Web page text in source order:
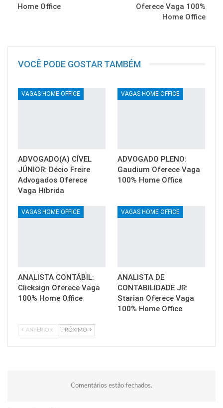
Home Office
Oferece Vaga 100%
Home Office
VOCÊ PODE GOSTAR TAMBÉM
VAGAS HOME OFFICE
ADVOGADO(A) CÍVEL
JÚNIOR: Décio Freire
Advogados Oferece
Vaga Híbrida
VAGAS HOME OFFICE
ADVOGADO PLENO:
Gaudium Oferece Vaga
100% Home Office
VAGAS HOME OFFICE
ANALISTA CONTÁBIL:
Clicksign Oferece Vaga
100% Home Office
VAGAS HOME OFFICE
ANALISTA DE
CONTABILIDADE JR:
Starian Oferece Vaga
100% Home Office
ANTERIOR PRÓXIMO
Comentários estão fechados.